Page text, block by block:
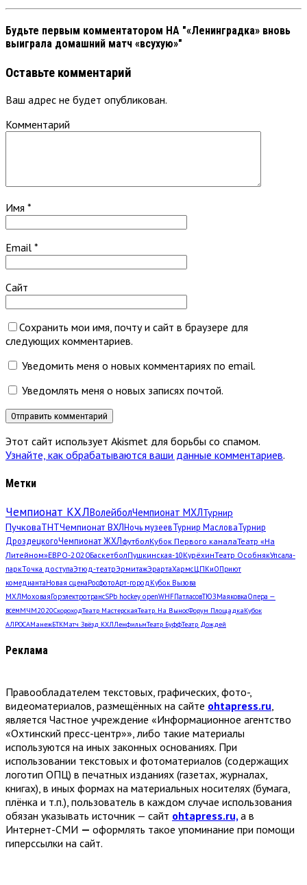
Будьте первым комментатором НА "«Ленинградка» вновь
выиграла домашний матч «всухую»"
Оставьте комментарий
Ваш адрес не будет опубликован.
Комментарий
Имя *
Email *
Сайт
Сохранить мои имя, почту и сайт в браузере для
следующих комментариев.
Уведомить меня о новых комментариях по email.
Уведомлять меня о новых записях почтой.
Этот сайт использует Akismet для борьбы со спамом.
Узнайте, как обрабатываются ваши данные комментариев.
Метки
Чемпионат КХЛВолейболЧемпионат МХЛТурнир
ПучковаТНТЧемпионат ВХЛНочь музеевТурнир МасловаТурнир
ДроздецкогоЧемпионат ЖХЛфутболКубок Первого каналаТеатр «На
Литейном»ЕВРО-2020БаскетболПушкинская-10КурёхинТеатр ОсобнякУпсала-
паркТочка доступаЭтюд-театрЭрмитажЭрартаХармсЦПКиОПриют
комедиантаНовая сценаРосфотоАрт-город Кубок Вызова
МХЛМоховаяГорэлектротрансSPb hockey openWHFПатласовТЮЗМаяковкаОпера —
всемМЧМ2020СкороходТеатр МастерскаяТеатр. На ВыносФорум ПлощадкаКубок
АЛРОСАМанежБТКМатч Звёзд КХЛЛенфильмТеатр БуффТеатр Дождей
Реклама
Правообладателем текстовых, графических, фото-,
видеоматериалов, размещённых на сайте ohtapress.ru,
является Частное учреждение «Информационное агентство
«Охтинский пресс-центр»», либо такие материалы
используются на иных законных основаниях. При
использовании текстовых и фотоматериалов (содержащих
логотип ОПЦ) в печатных изданиях (газетах, журналах,
книгах), в иных формах на материальных носителях (бумага,
плёнка и т.п.), пользователь в каждом случае использования
обязан указывать источник — сайт ohtapress.ru, а в
Интернет-СМИ — оформлять такое упоминание при помощи
гиперссылки на сайт.